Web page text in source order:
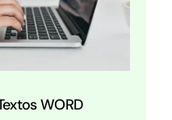
WORD